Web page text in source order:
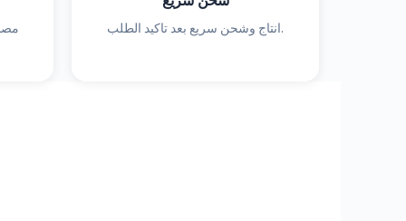
انتاج وشحن سريع بعد تاكيد الطلب.